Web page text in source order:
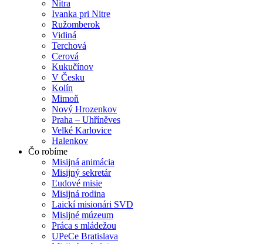
Nitra
Ivanka pri Nitre
Ružomberok
Vidiná
Terchová
Cerová
Kukučínov
V Česku
Kolín
Mimoň
Nový Hrozenkov
Praha – Uhříněves
Velké Karlovice
Halenkov
Čo robíme
Misijná animácia
Misijný sekretár
Ľudové misie
Misijná rodina
Laickí misionári SVD
Misijné múzeum
Práca s mládežou
UPeCe Bratislava